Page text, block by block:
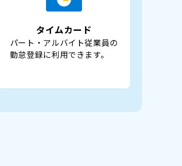
タイムカード
パート・アルバイト従業員の
勤怠登録に利用できます。